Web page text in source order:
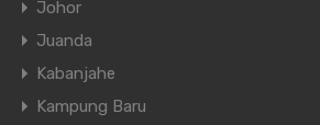
Johor
Juanda
Kabanjahe
Kampung Baru